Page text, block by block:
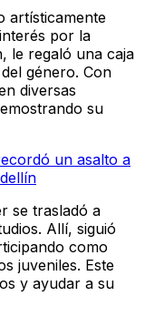
artísticamente
por la
le regaló una caja
género. Con
diversas
su
un asalto a
se trasladó a
Allí, siguió
como
juveniles. Este
y ayudar a su